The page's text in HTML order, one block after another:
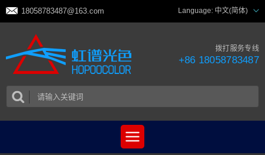
18058783487@163.com Language: 中文(简体)
拨打服务专线
+86 18058783487